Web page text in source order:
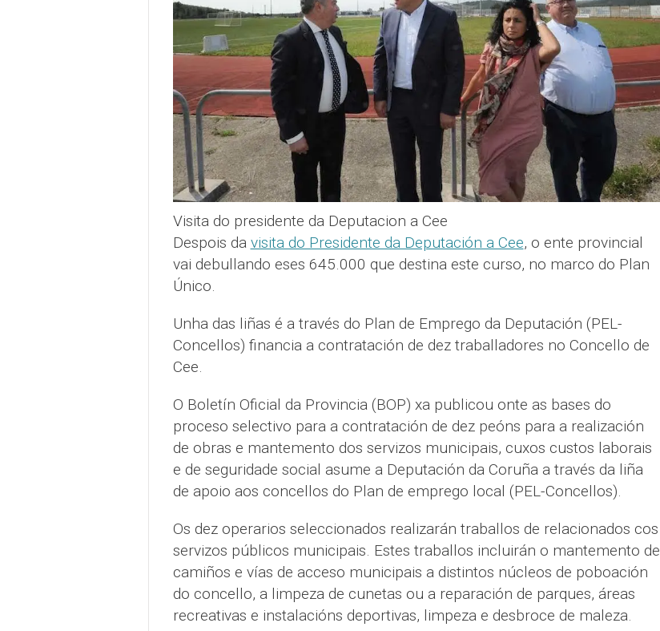
Visita do presidente da Deputacion a Cee
Despois da visita do Presidente da Deputación a Cee, o ente provincial
vai debullando eses 645.000 que destina este curso, no marco do Plan
Único.
Unha das liñas é a través do Plan de Emprego da Deputación (PEL-
Concellos) financia a contratación de dez traballadores no Concello de
Cee.
O Boletín Oficial da Provincia (BOP) xa publicou onte as bases do
proceso selectivo para a contratación de dez peóns para a realización
de obras e mantemento dos servizos municipais, cuxos custos laborais
e de seguridade social asume a Deputación da Coruña a través da liña
de apoio aos concellos do Plan de emprego local (PEL-Concellos).
Os dez operarios seleccionados realizarán traballos de relacionados cos
servizos públicos municipais. Estes traballos incluirán o mantemento de
camiños e vías de acceso municipais a distintos núcleos de poboación
do concello, a limpeza de cunetas ou a reparación de parques, áreas
recreativas e instalacións deportivas, limpeza e desbroce de maleza.